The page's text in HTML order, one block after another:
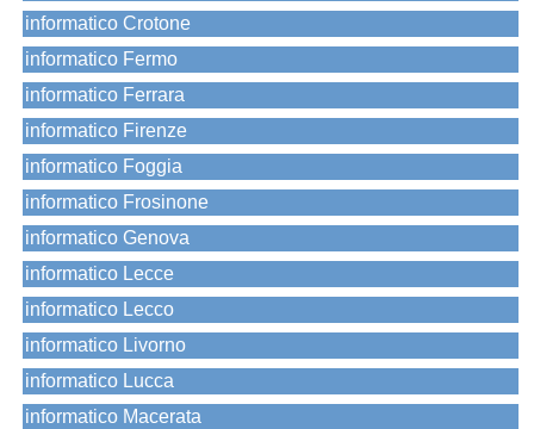
informatico Crotone
informatico Fermo
informatico Ferrara
informatico Firenze
informatico Foggia
informatico Frosinone
informatico Genova
informatico Lecce
informatico Lecco
informatico Livorno
informatico Lucca
informatico Macerata